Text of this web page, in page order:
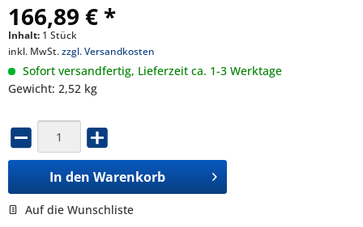
166,89 € *
Inhalt: 1 Stück
inkl. MwSt.zzgl. Versandkosten
Sofort versandfertig, Lieferzeit ca. 1-3 Werktage
Gewicht: 2,52 kg
In den Warenkorb
Auf die Wunschliste